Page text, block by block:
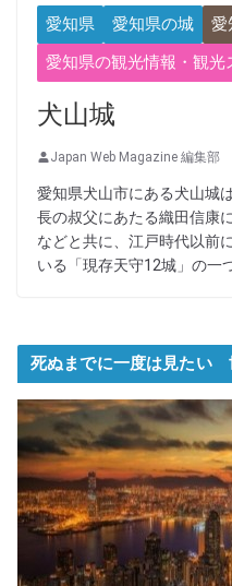
愛知県 愛知県の城
愛
愛知県の観光情報・観光
犬山城
Japan Web Magazine 編集部
愛知県犬山市にある犬山城
長の叔父にあたる織田信康
などと共に、江戸時代以前
いる「現存天守12城」の一
死ぬまでに一度は見たい